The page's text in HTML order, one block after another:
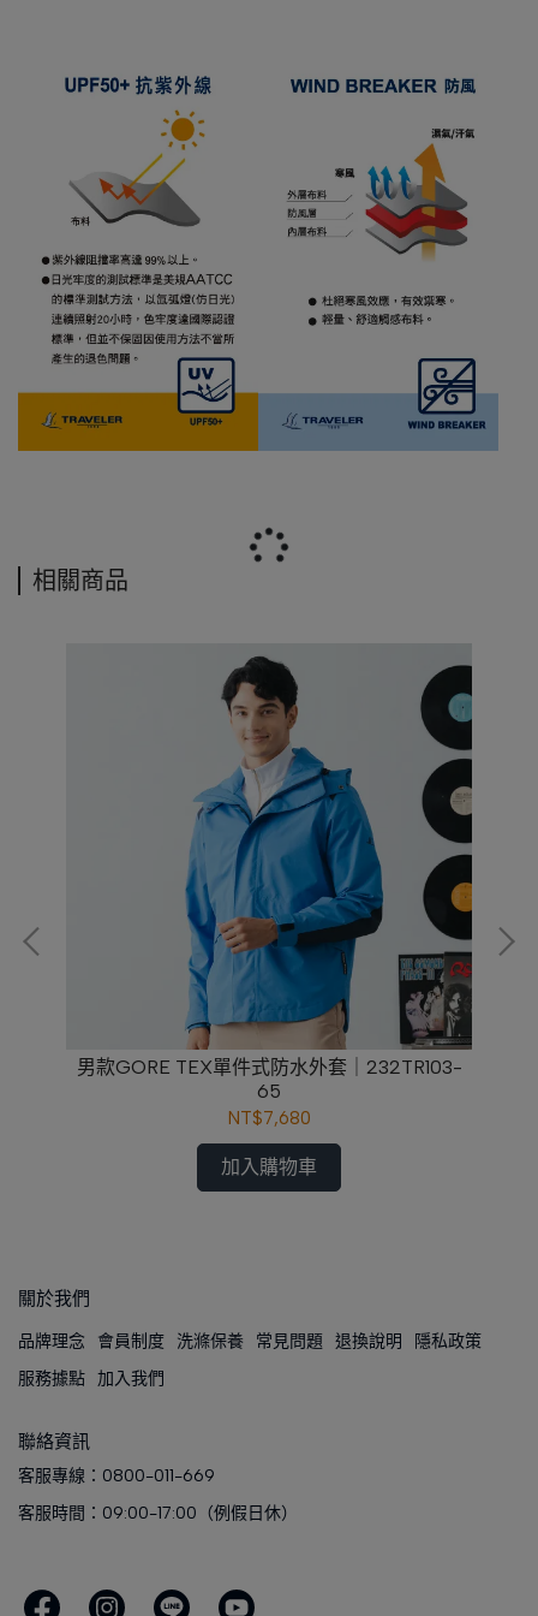
相關商品
男款GORE TEX單件式防水外套｜232TR103-
65
NT$7,680
加入購物車
關於我們
品牌理念 會員制度 洗滌保養 常見問題 退換說明
隱私政策
服務據點 加入我們
聯絡資訊
客服專線：0800-011-669
客服時間：09:00-17:00（例假日休）